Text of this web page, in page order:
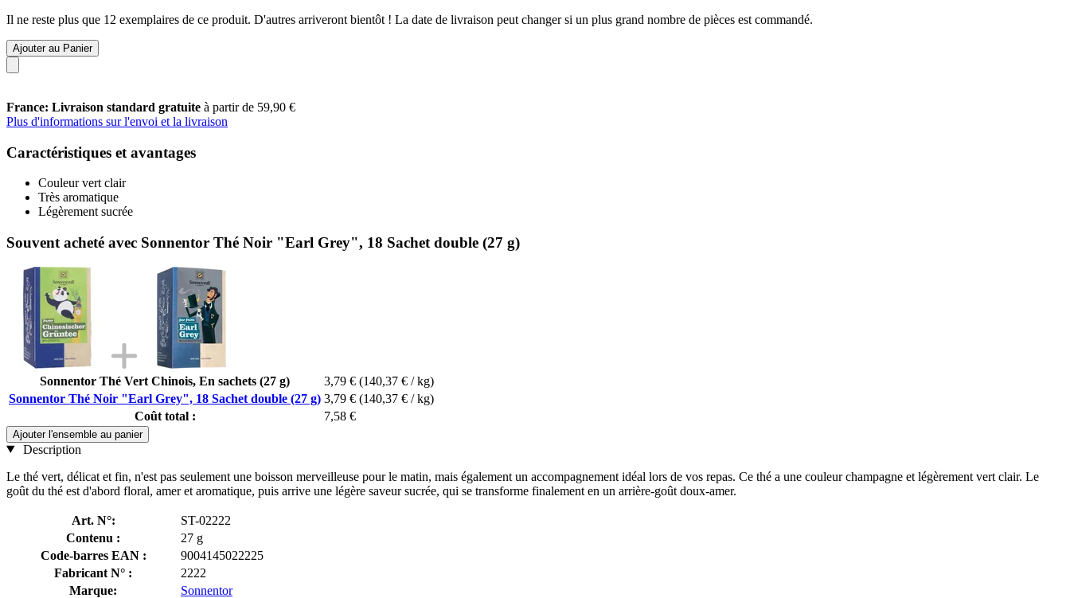
Il ne reste plus que 12 exemplaires de ce produit. D'autres arriveront bientôt ! La date de livraison peut changer si un plus grand nombre de pièces est commandé.
Ajouter au Panier
France: Livraison standard gratuite à partir de 59,90 €
Plus d'informations sur l'envoi et la livraison
Caractéristiques et avantages
Couleur vert clair
Très aromatique
Légèrement sucrée
Souvent acheté avec Sonnentor Thé Noir "Earl Grey", 18 Sachet double (27 g)
Sonnentor Thé Vert Chinois, En sachets (27 g) 3,79 € (140,37 € / kg)
Sonnentor Thé Noir "Earl Grey", 18 Sachet double (27 g) 3,79 € (140,37 € / kg)
Coût total :
7,58 €
Ajouter l'ensemble au panier
Description
Le thé vert, délicat et fin, n'est pas seulement une boisson merveilleuse pour le matin, mais également un accompagnement idéal lors de vos repas. Ce thé a une couleur champagne et légèrement vert clair. Le
goût du thé est d'abord floral, amer et aromatique, puis arrive une légère saveur sucrée, qui se transforme finalement en un arrière-goût doux-amer.
Art. N°:
ST-02222
Contenu :
27 g
Code-barres EAN :
9004145022225
Fabricant N° :
2222
Marque:
Sonnentor